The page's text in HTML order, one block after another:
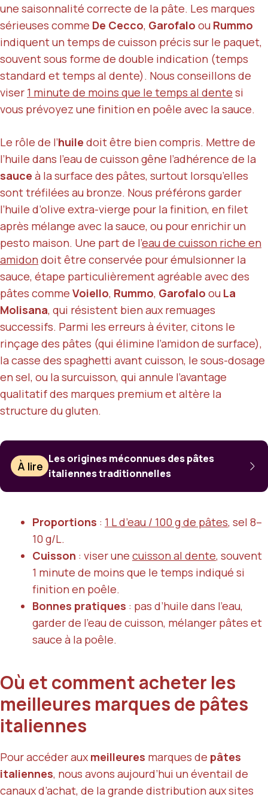
une saisonnalité correcte de la pâte. Les marques
sérieuses comme De Cecco, Garofalo ou Rummo
indiquent un temps de cuisson précis sur le paquet,
souvent sous forme de double indication (temps
standard et temps al dente). Nous conseillons de
viser 1 minute de moins que le temps al dente si
vous prévoyez une finition en poêle avec la sauce.
Le rôle de l’huile doit être bien compris. Mettre de
l’huile dans l’eau de cuisson gêne l’adhérence de la
sauce à la surface des pâtes, surtout lorsqu’elles
sont tréfilées au bronze. Nous préférons garder
l’huile d’olive extra-vierge pour la finition, en filet
après mélange avec la sauce, ou pour enrichir un
pesto maison. Une part de l’eau de cuisson riche en
amidon doit être conservée pour émulsionner la
sauce, étape particulièrement agréable avec des
pâtes comme Voiello, Rummo, Garofalo ou La
Molisana, qui résistent bien aux remuages
successifs. Parmi les erreurs à éviter, citons le
rinçage des pâtes (qui élimine l’amidon de surface),
la casse des spaghetti avant cuisson, le sous-dosage
en sel, ou la surcuisson, qui annule l’avantage
qualitatif des marques premium et altère la
structure du gluten.
À lire
Les origines méconnues des pâtes
italiennes traditionnelles
Proportions : 1 L d’eau / 100 g de pâtes, sel 8–
10 g/L.
Cuisson : viser une cuisson al dente, souvent
1 minute de moins que le temps indiqué si
finition en poêle.
Bonnes pratiques : pas d’huile dans l’eau,
garder de l’eau de cuisson, mélanger pâtes et
sauce à la poêle.
Où et comment acheter les
meilleures marques de pâtes
italiennes
Pour accéder aux meilleures marques de pâtes
italiennes, nous avons aujourd’hui un éventail de
canaux d’achat, de la grande distribution aux sites